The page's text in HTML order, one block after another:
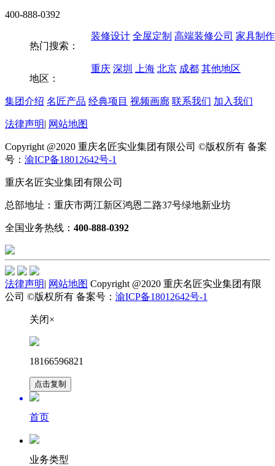
400-888-0392
热门搜索：
装修设计 全屋定制 高端装修公司 家具制
地区：
重庆 深圳 上海 北京 成都 其他地区
集团介绍 名匠产品 经典项目 视频画廊 联系我们 加入我们
法律声明| 网站地图
Copyright @2020 重庆名匠实业集团有限公司 ©版权所有 备案
号： 渝ICP备18012642号-1
重庆名匠实业集团有限公司
总部地址：重庆市两江新区鸿恩二路37号绿地新业坊
全国业务热线： 400-888-0392
法律声明| 网站地图 Copyright @2020 重庆名匠实业集团有限
公司 ©版权所有 备案号： 渝ICP备18012642号-1
关闭×
18166596821
点击复制
首页
业务类型